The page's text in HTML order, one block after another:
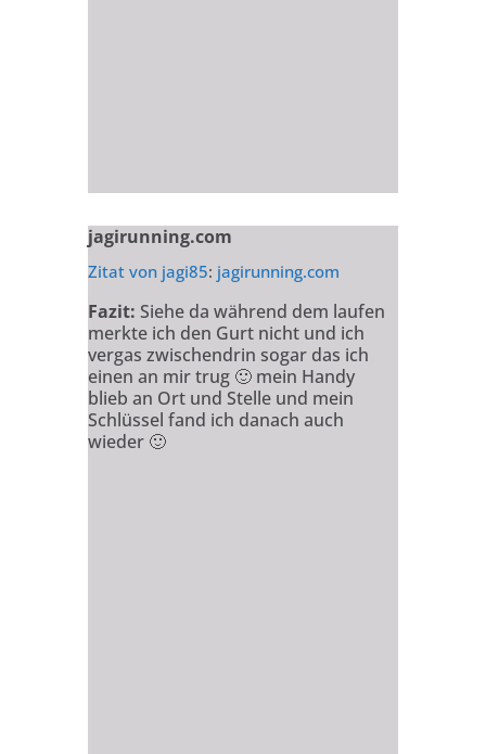
jagirunning.com
Zitat von jagi85: jagirunning.com
Fazit: Siehe da während dem laufen
merkte ich den Gurt nicht und ich
vergas zwischendrin sogar das ich
einen an mir trug 🙂mein Handy
blieb an Ort und Stelle und mein
Schlüssel fand ich danach auch
wieder 🙂